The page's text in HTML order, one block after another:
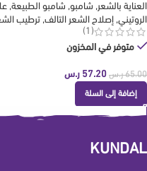
العناية بالشعر, شامبو, شامبو الطبيعة,
الروتيني, إصلاح الشعر التالف, ترطيب
(1)
متوفر في المخزون
65.00 ر.س 57.20 ر.س
إضافة إلى السلة
KUNDAL